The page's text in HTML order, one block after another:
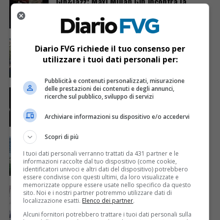
Monfalcone e Trieste ricordano i caduti di
Nassiriya
GORIZIA 2 anni fa
Bestiario: la magia delle fiabe popolari in
ECONOMIA & LAVORO
Confagricoltura Fvg supporta gli
agricoltori con corsi di marketing gratuito
GORIZIA 2 anni fa
Senologia isontina: numeri oltre soglia, il
servizio resta attivo
Diario FVG richiede il tuo consenso per
utilizzare i tuoi dati personali per:
Pubblicità e contenuti personalizzati, misurazione
delle prestazioni dei contenuti e degli annunci,
ricerche sul pubblico, sviluppo di servizi
Archiviare informazioni su dispositivo e/o accedervi
Scopri di più
I tuoi dati personali verranno trattati da 431 partner e le
informazioni raccolte dal tuo dispositivo (come cookie,
identificatori univoci e altri dati del dispositivo) potrebbero
essere condivise con questi ultimi, da loro visualizzate e
memorizzate oppure essere usate nello specifico da questo
sito. Noi e i nostri partner potremmo utilizzare dati di
localizzazione esatti. Elenco dei partner.
Alcuni fornitori potrebbero trattare i tuoi dati personali sulla